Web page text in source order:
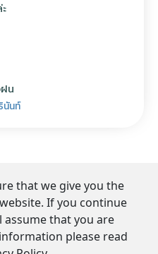
น
นันท์
that we give you the
If you continue
that you are
please read